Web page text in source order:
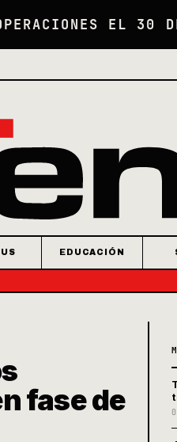
EL 30
EDUCACIÓN
fase de